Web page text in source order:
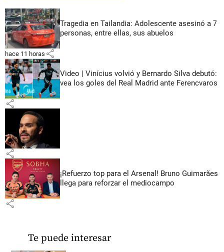
Tragedia en Tailandia: Adolescente asesinó a 7
personas, entre ellas, sus abuelos
hace 11 horas share
Video | Vinícius volvió y Bernardo Silva debutó:
vea los goles del Real Madrid ante Ferencvaros
share
share
¡Refuerzo top para el Arsenal! Bruno Guimarães
llega para reforzar el mediocampo
share
Te puede interesar